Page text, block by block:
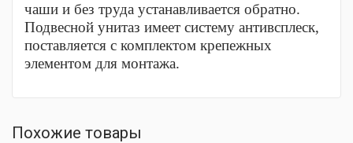
чаши и без труда устанавливается обратно.
Подвесной унитаз имеет систему антивсплеск,
поставляется с комплектом крепежных
элементом для монтажа.
Похожие товары